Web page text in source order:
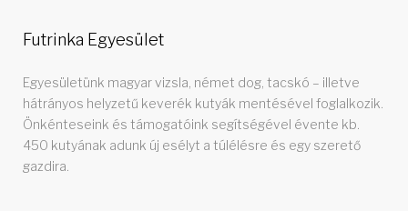
Futrinka Egyesület
Egyesületünk magyar vizsla, német dog, tacskó – illetve
hátrányos helyzetű keverék kutyák mentésével foglalkozik.
Önkénteseink és támogatóink segítségével évente kb.
450 kutyának adunk új esélyt a túlélésre és egy szerető
gazdira.